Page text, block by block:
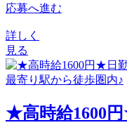
応募へ進む
詳しく
見る
★高時給1600